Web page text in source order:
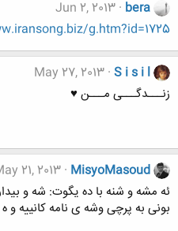
bera
Jun 2, 2013
g.htm?id=1725
S i s i l
May 27, 2013
زنـــدگـــی مـــن ♥
MisyoMasoud
21, 2013
ئه مشه و شنه با ده یگوت: شه و
بونی به پرچی وشه ی نامه کانییه و